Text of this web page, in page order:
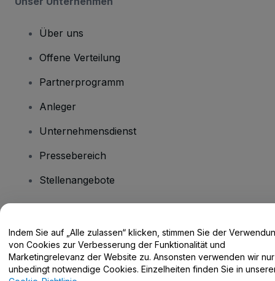
Über uns
Offene Verteilung
Partnerprogramm
Anleger
Unternehmensdienst
Pressebereich
Stellenangebote
Hilfe-Center / Kontakt
Indem Sie auf „Alle zulassen“ klicken, stimmen Sie der
von Cookies zur Verbesserung der Funktionalität und
Marketingrelevanz der Website zu. Ansonsten verwenden wir nur
unbedingt notwendige Cookies. Einzelheiten finden Sie in